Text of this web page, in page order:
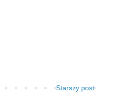
Starszy post